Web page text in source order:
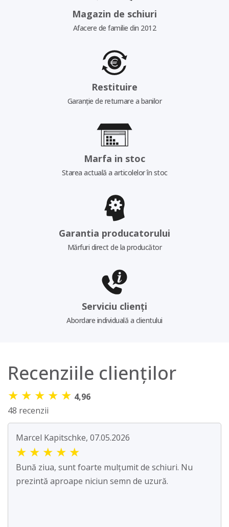
Magazin de schiuri
Afacere de familie din 2012
Restituire
Garanție de returnare a banilor
Marfa in stoc
Starea actuală a articolelor în stoc
Garantia producatorului
Mărfuri direct de la producător
Serviciu clienți
Abordare individuală a clientului
Recenziile clienților
★ ★ ★ ★ ★ 4,96
48 recenzii
Marcel Kapitschke, 07.05.2026
★ ★ ★ ★ ★
Bună ziua, sunt foarte mulțumit de schiuri. Nu
prezintă aproape niciun semn de uzură.